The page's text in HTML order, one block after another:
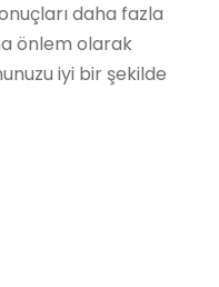
daha fazla
önlem olarak
iyi bir şekilde